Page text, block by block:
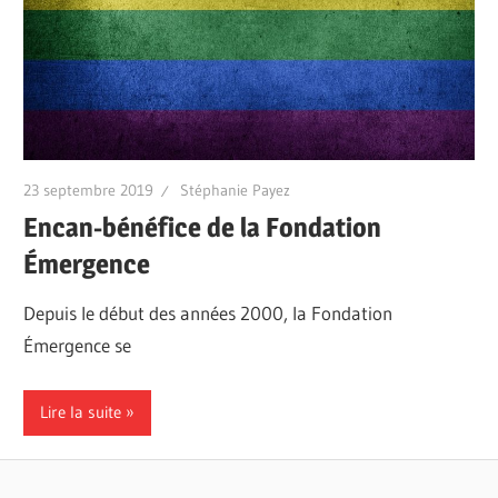
23 septembre 2019 Stéphanie Payez
Encan-bénéfice de la Fondation
Émergence
Depuis le début des années 2000, la Fondation
Émergence se
Lire la suite